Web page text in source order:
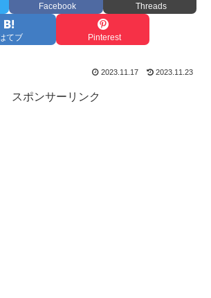
Facebook Threads
てブ Pinterest
2023.11.17 2023.11.23
スポンサーリンク